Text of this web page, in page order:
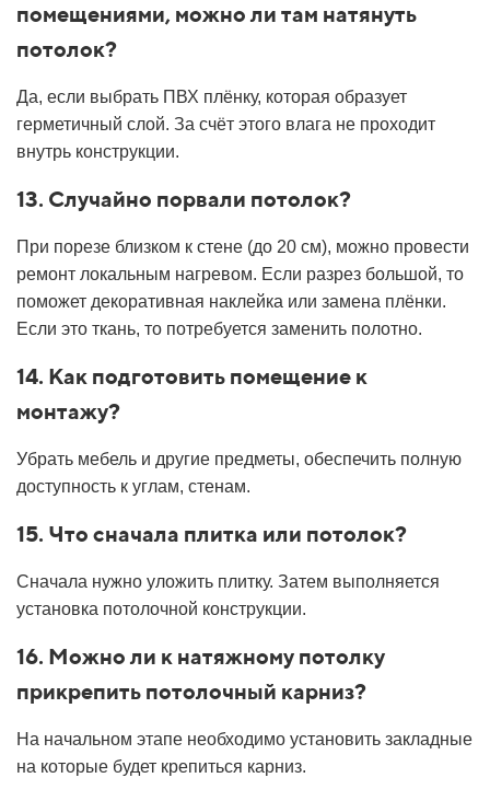
помещениями, можно ли там натянуть
потолок?
Да, если выбрать ПВХ плёнку, которая образует
герметичный слой. За счёт этого влага не проходит
внутрь конструкции.
13. Случайно порвали потолок?
При порезе близком к стене (до 20 см), можно провести
ремонт локальным нагревом. Если разрез большой, то
поможет декоративная наклейка или замена плёнки.
Если это ткань, то потребуется заменить полотно.
14. Как подготовить помещение к
монтажу?
Убрать мебель и другие предметы, обеспечить полную
доступность к углам, стенам.
15. Что сначала плитка или потолок?
Сначала нужно уложить плитку. Затем выполняется
установка потолочной конструкции.
16. Можно ли к натяжному потолку
прикрепить потолочный карниз?
На начальном этапе необходимо установить закладные
на которые будет крепиться карниз.